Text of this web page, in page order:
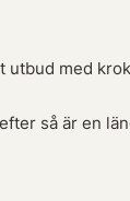
utbud med
så är en
väljer att